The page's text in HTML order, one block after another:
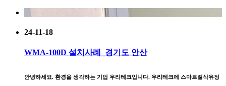
24-11-18
WMA-100D 설치사례_경기도 안산
안녕하세요. 환경을 생각하는 기업 우리테크입니다. 우리테크에 스마트절삭유정